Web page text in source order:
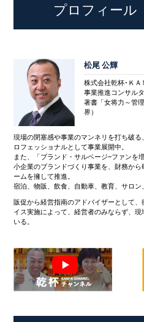
プロフィール
松尾 公輝
株式会社乾杯･Ｋ
事業推進コンサル
著書「女将力～管
界）
現場の閉塞感や事業のマンネリを打ち破
ロフェッショナルとして事業展開中。
また、「ブランド・サルベージ~ファンを
小企業のブランドづくり事業を、財務か
ームを擁して推進。
宿泊、物販、飲食、自動車、教育、サロン
販促から経営指南のアドバイザーとして
イス実施によって、経営者のみならず、
いる。